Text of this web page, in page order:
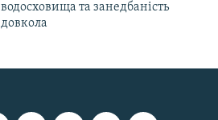
водосховища та занедбаність
довкола